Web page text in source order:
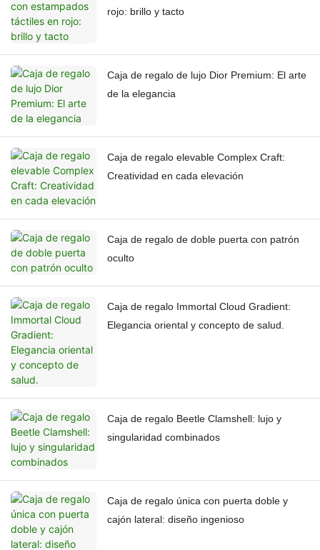
rojo: brillo y tacto
Caja de regalo de lujo Dior Premium: El arte
de la elegancia
Caja de regalo elevable Complex Craft:
Creatividad en cada elevación
Caja de regalo de doble puerta con patrón
oculto
Caja de regalo Immortal Cloud Gradient:
Elegancia oriental y concepto de salud.
Caja de regalo Beetle Clamshell: lujo y
singularidad combinados
Caja de regalo única con puerta doble y
cajón lateral: diseño ingenioso